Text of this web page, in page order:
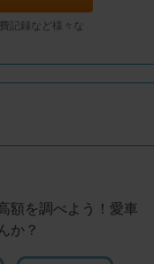
記録など様々な
額を調べよう！愛車
か？